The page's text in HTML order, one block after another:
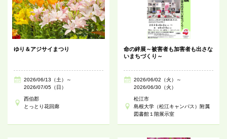
ゆり＆アジサイまつり
2026/06/13（土）～
2026/07/05（日）
西伯郡
とっとり花回廊
命の絆展～被害者も加害者も出さな
いまちづくり～
2026/06/02（火）～
2026/06/30（火）
松江市
島根大学（松江キャンパス）附属
図書館１階展示室